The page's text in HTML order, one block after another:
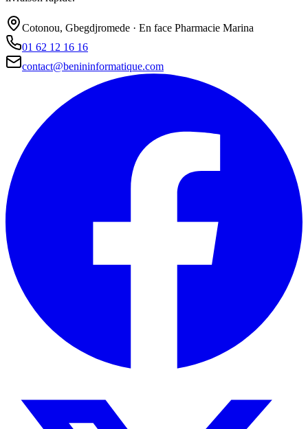
Cotonou, Gbegdjromede · En face Pharmacie Marina
01 62 12 16 16
contact@benininformatique.com